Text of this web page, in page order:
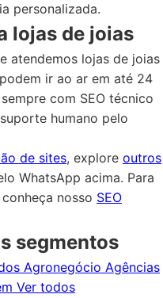
personalizada.
lojas de joias
atendemos lojas de joias
ir ao ar em até 24
com SEO técnico
humano pelo
de sites, explore outros
WhatsApp acima. Para
nosso SEO
segmentos
Agronegócio Agências
Ver todos